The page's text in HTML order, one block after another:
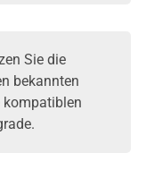
Sie die
bekannten
kompatiblen